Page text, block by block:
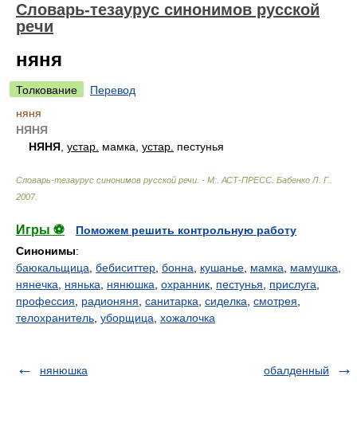
Словарь-тезаурус синонимов русской
речи
няня
Толкование
Перевод
няня
НЯНЯ
НЯНЯ устар. мамка, устар. пестунья
Словарь-тезаурус синонимов русской речи. - М:. АСТ-ПРЕСС Бабенко Л. Г.
2007.
Игры ⚽
Поможем решить контрольную работу
Синонимы:
баюкальщица бебиситтер бонна кушанье мамка мамушка
нянечка
нянька нянюшка охранник пестунья прислуга
профессия
радионяня санитарка сиделка смотрея
телохранитель уборщица хожалочка
нянюшка обалденный